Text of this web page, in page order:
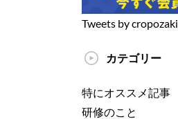
Tweets by cropozaki_
カテゴリー
特にオススメ記事
研修のこと